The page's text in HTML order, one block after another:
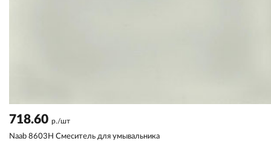
718.60 р./шт
Naab 8603H Смеситель для умывальника